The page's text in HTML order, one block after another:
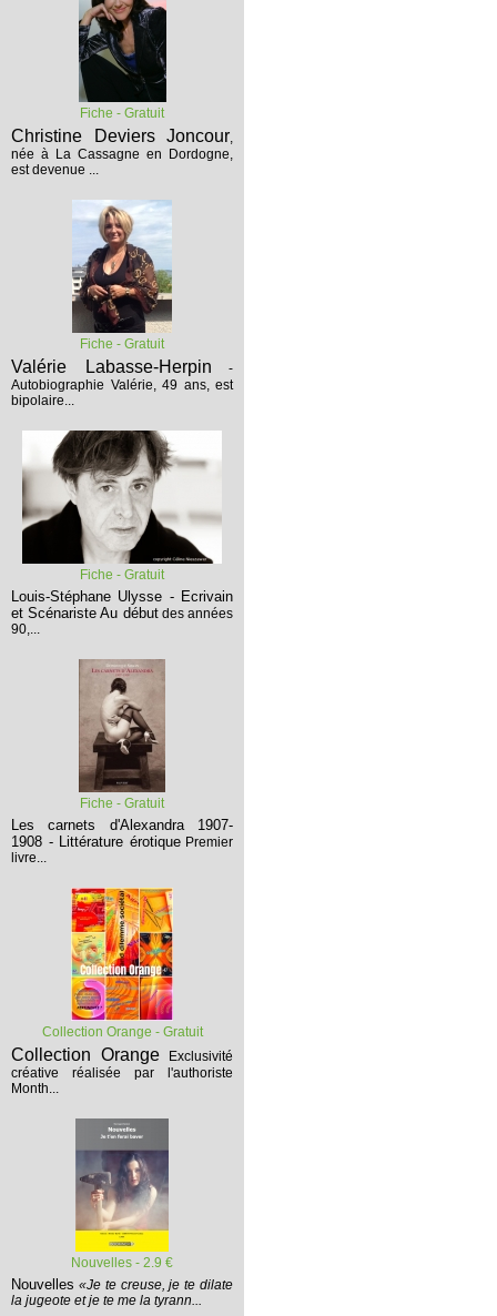
Fiche - Gratuit
Christine Deviers Joncour,
née à La Cassagne en Dordogne,
est devenue ...
Fiche - Gratuit
Valérie Labasse-Herpin -
Autobiographie Valérie, 49 ans, est
bipolaire...
Fiche - Gratuit
Louis-Stéphane Ulysse - Ecrivain
et Scénariste Au débutdes années
90,...
Fiche - Gratuit
Les carnets d'Alexandra 1907-
1908 - Littérature érotique Premier
livre...
Collection Orange - Gratuit
Collection Orange
Exclusivité
créative réalisée par l'authoriste
Month...
Nouvelles - 2.9 €
Nouvelles «Je te creuse, je te dilate
la jugeote et je te me la tyrann...